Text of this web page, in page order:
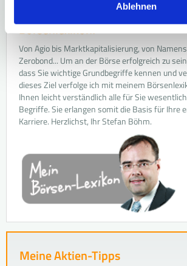
Ablehnen
Börsenlexikon!
Von Agio bis Marktkapitalisierung, von
Zerobond... Um an der Börse erfolgreich zu
dass Sie wichtige Grundbegriffe kennen und
dieses Ziel verfolge ich mit meinem
Ihnen leicht verständlich alle für Sie
Begriffe. Sie erlangen somit die Basis für Ihre
Karriere. Herzlichst, Ihr Stefan Böhm.
Meine Aktien-Tipps